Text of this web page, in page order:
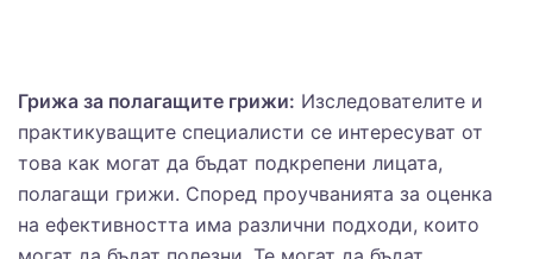
Грижа за полагащите грижи: Изследователите и
практикуващите специалисти се интересуват от
това как могат да бъдат подкрепени лицата,
полагащи грижи. Според проучванията за оценка
на ефективността има различни подходи, които